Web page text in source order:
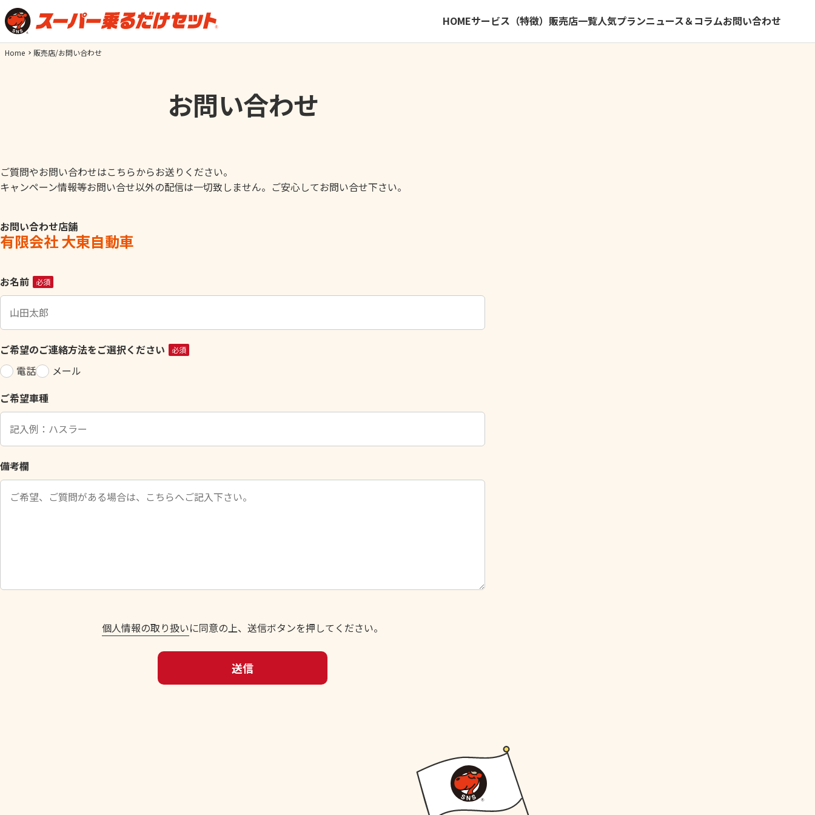
HOMEサービス（特徴） 販売店一覧人気プランニュース＆コラムお問い合わせ
Home 販売店/お問い合わせ
お問い合わせ
ご質問やお問い合わせはこちらからお送りください。
キャンペーン情報等お問い合せ以外の配信は一切致しません。ご安心してお問い合せ下さい。
お問い合わせ店舗
有限会社 大東自動車
こ
の
ィ
ー
ル
ド
空
の
ま
に
し
お名前 必須
ご希望のご連絡方法をご選択ください 必須
電話
メール
ご希望車種
備考欄
個人情報の取り扱いに同意の上、送信ボタンを押してください。